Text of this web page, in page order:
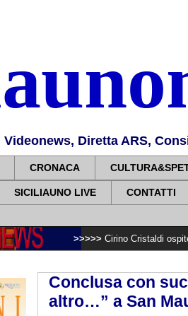
Diretta ARS,
CRONACA
SICILIAUNO LIVE CONTATTI
>>>>> Cirino Cristaldi ospite martedì 11
Conclusa con
altro…” a San